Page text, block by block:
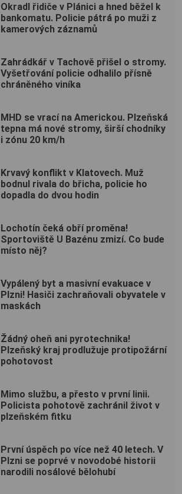
Okradl řidiče v Plánici a hned běžel k
bankomatu. Policie pátrá po muži z
kamerových záznamů
Zahrádkář v Tachově přišel o stromy.
Vyšetřování policie odhalilo přísně
chráněného viníka
MHD se vrací na Americkou. Plzeňská
tepna má nové stromy, širší chodníky
i zónu 20 km/h
Krvavý konflikt v Klatovech. Muž
bodnul rivala do břicha, policie ho
dopadla do dvou hodin
Lochotín čeká obří proměna!
Sportoviště U Bazénu zmizí. Co bude
místo něj?
Vypálený byt a masivní evakuace v
Plzni! Hasiči zachraňovali obyvatele v
maskách
Žádný oheň ani pyrotechnika!
Plzeňský kraj prodlužuje protipožární
pohotovost
Mimo službu, a přesto v první linii.
Policista pohotově zachránil život v
plzeňském fitku
První úspěch po více než 40 letech. V
Plzni se poprvé v novodobé historii
narodili nosálové bělohubí